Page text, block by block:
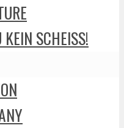
SCHEISS!